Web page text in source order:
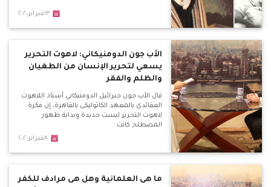
١٣فبراير٢٠٢٠
الأب جون الدومنيكاني: لاهوت التحرير
يسعي لتحرير الإنسان من الطغيان
والظلم والفقر
قال الأب جون جبرائيل الدومنيكاني أستاذ اللاهوت
العقائدى بالمعهد الكاثوليكى بالقاهرة، إن فكرة
لاهوت التحرير ليست جديدة وبداية ظهور
المصطلح كانت
٨فبراير٢٠٢٠
ما هى العلمانية وهل هى مرادف للكفر